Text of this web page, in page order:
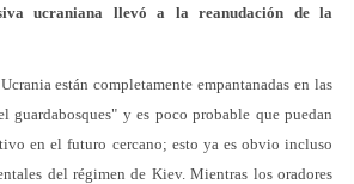
ucraniana llevó a la reanudación de la
están completamente empantanadas en las
guardabosques" y es poco probable que puedan
en el futuro cercano; esto ya es obvio incluso
del régimen de Kiev. Mientras los oradores